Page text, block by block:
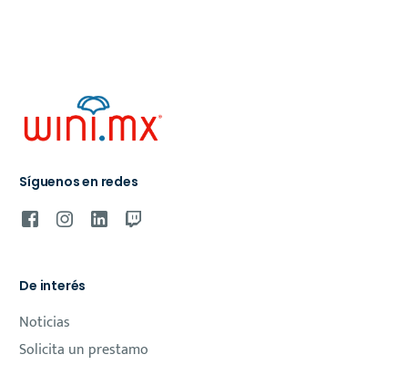
Síguenos en redes
De interés
Noticias
Solicita un prestamo